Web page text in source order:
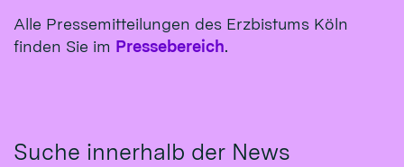
Alle Pressemitteilungen des Erzbistums Köln
finden Sie im Pressebereich.
Suche innerhalb der News